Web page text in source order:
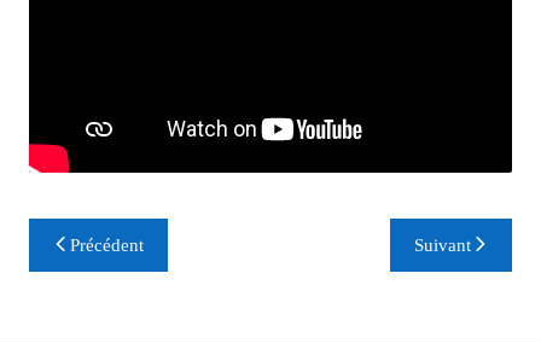
Navigation
de
Précédent Suivant